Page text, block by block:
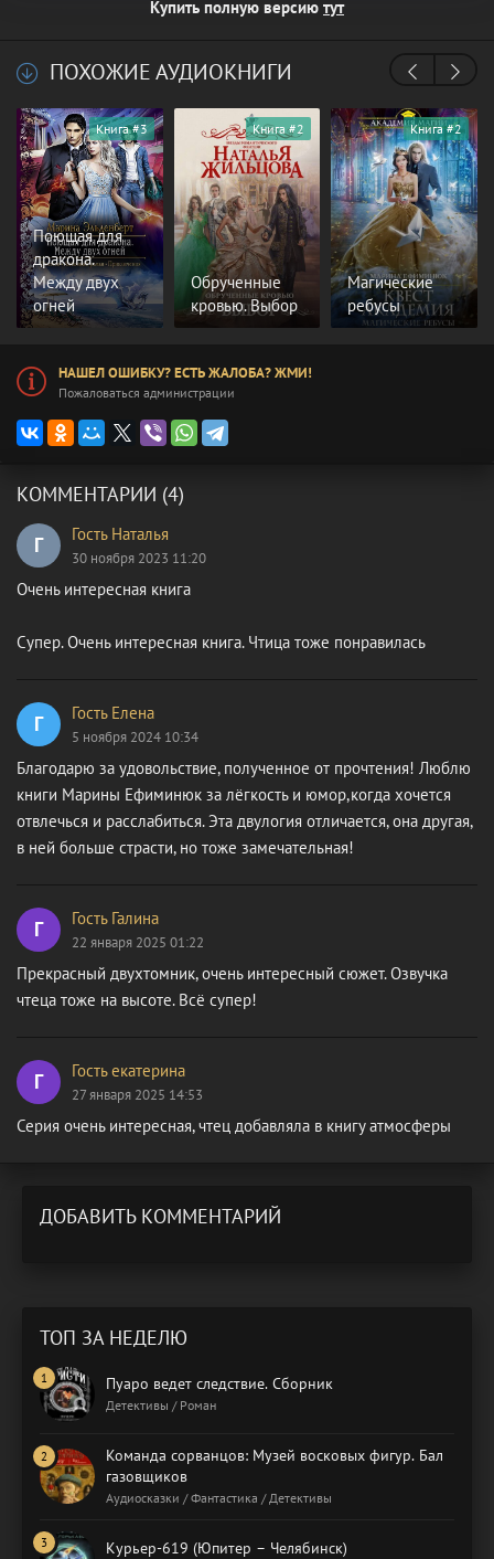
Купить полную версию тут
ПОХОЖИЕ АУДИОКНИГИ
Поющая для
дракона.
Между двух
огней
Книга #3
Обрученные
кровью. Выбор
Книга #2
Магические
ребусы
Книга #2
НАШЕЛ ОШИБКУ? ЕСТЬ ЖАЛОБА? ЖМИ!
Пожаловаться администрации
КОММЕНТАРИИ (4)
Г Гость Наталья
30 ноября 2023 11:20
Очень интересная книга
Супер. Очень интересная книга. Чтица тоже понравилась
Г Гость Елена
5 ноября 2024 10:34
Благодарю за удовольствие, полученное от прочтения! Люблю
книги Марины Ефиминюк за лёгкость и юмор,когда хочется
отвлечься и расслабиться. Эта двулогия отличается, она другая,
в ней больше страсти, но тоже замечательная!
Г Гость Галина
22 января 2025 01:22
Прекрасный двухтомник, очень интересный сюжет. Озвучка
чтеца тоже на высоте. Всё супер!
Г Гость екатерина
27 января 2025 14:53
Серия очень интересная, чтец добавляла в книгу атмосферы
ДОБАВИТЬ КОММЕНТАРИЙ
ТОП ЗА НЕДЕЛЮ
Пуаро ведет следствие. Сборник
Детективы / Роман
Команда сорванцов: Музей восковых фигур. Бал
газовщиков
Аудиосказки / Фантастика / Детективы
Курьер-619 (Юпитер – Челябинск)